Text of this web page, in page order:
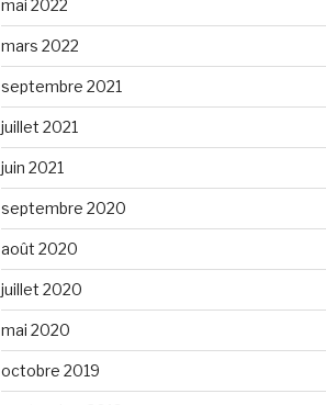
mai 2022
mars 2022
septembre 2021
juillet 2021
juin 2021
septembre 2020
août 2020
juillet 2020
mai 2020
octobre 2019